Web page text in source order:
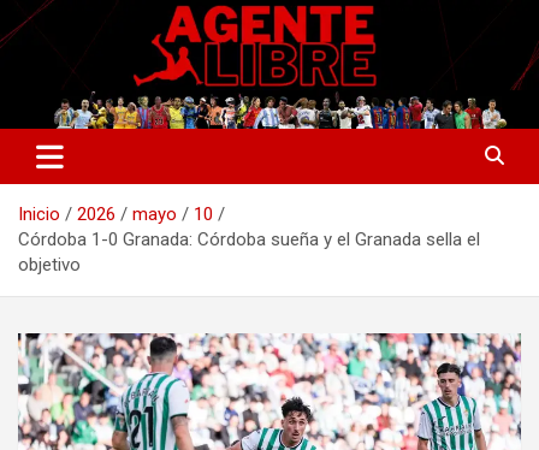
Saltar
al
Agente Libre Digital
La nueva generación del periodismo deportivo.
Inicio 2026 mayo
10
Córdoba 1-0 Granada: Córdoba sueña y el Granada sella el
objetivo